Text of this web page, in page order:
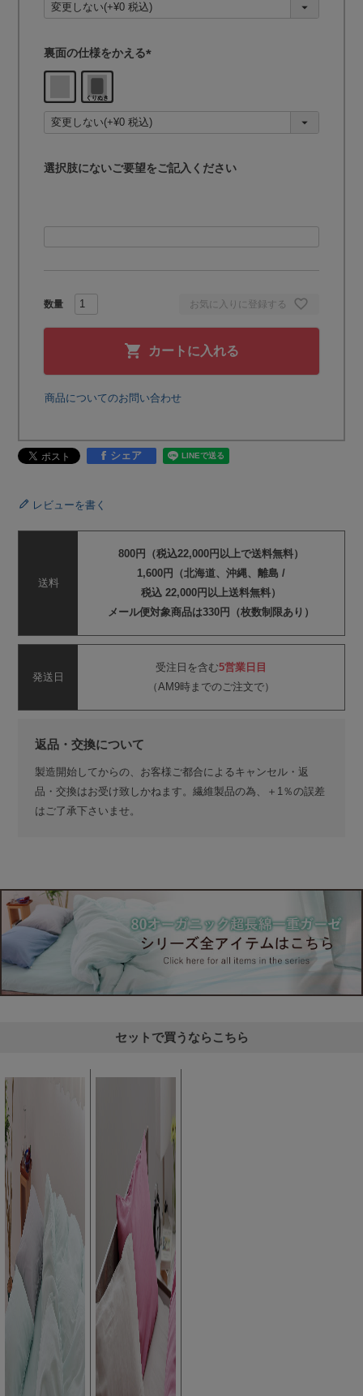
お気に入りに登録する
カートに入れる
)
裏面の仕様をかえる
須
)
選択肢にないご要望をご記入ください
商品についてのお問い合わせ
シェア
レビューを書く
送料
800円（税込22,000円以上で送料無料）
1,600円（北海道、沖縄、離島 /
税込 22,000円以上送料無料）
メール便対象商品は330円（枚数制限あり）
発送日
受注日を含む5営業日目
（AM9時までのご注文で）
返品・交換について
製造開始してからの、お客様ご都合によるキャンセル・返
品・交換はお受け致しかねます。繊維製品の為、＋1％の誤差
はご了承下さいませ。
セットで買うならこちら